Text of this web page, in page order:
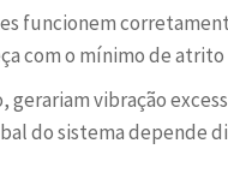
funcionem
com o mínimo de
vibração
do sistema depende